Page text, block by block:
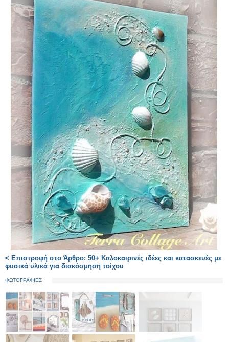
< Επιστροφή στο Άρθρο: 50+ Καλοκαιρινές ιδέες και κατασκευές με
φυσικά υλικά για διακόσμηση τοίχου
ΦΩΤΟΓΡΑΦΙΕΣ